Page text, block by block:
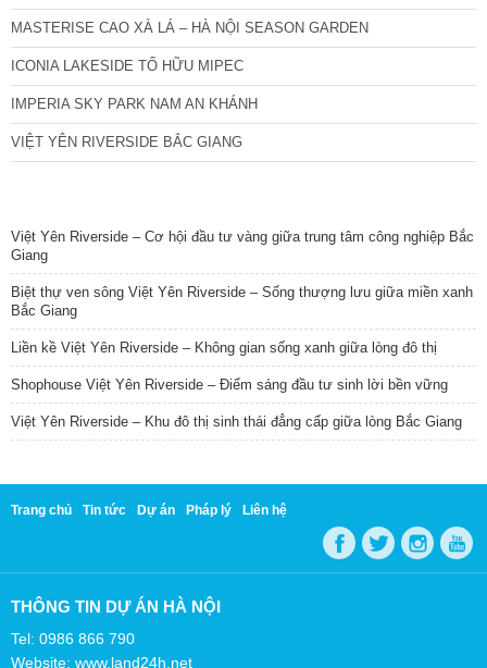
MASTERISE CAO XÀ LÁ – HÀ NỘI SEASON GARDEN
ICONIA LAKESIDE TỐ HỮU MIPEC
IMPERIA SKY PARK NAM AN KHÁNH
VIỆT YÊN RIVERSIDE BẮC GIANG
Việt Yên Riverside – Cơ hội đầu tư vàng giữa trung tâm công nghiệp Bắc
Giang
Biệt thự ven sông Việt Yên Riverside – Sống thượng lưu giữa miền xanh
Bắc Giang
Liền kề Việt Yên Riverside – Không gian sống xanh giữa lòng đô thị
Shophouse Việt Yên Riverside – Điểm sáng đầu tư sinh lời bền vững
Việt Yên Riverside – Khu đô thị sinh thái đẳng cấp giữa lòng Bắc Giang
Trang chủ Tin tức Dự án Pháp lý Liên hệ
THÔNG TIN DỰ ÁN HÀ NỘI
Tel: 0986 866 790
Website: www.land24h.net